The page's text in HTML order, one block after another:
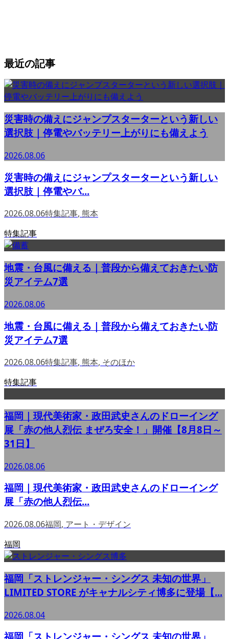
最近の記事
災害時の備えにジャンプスターターという新しい
選択肢｜停電やバッテリー上がりにも備えよう
2026.08.06
災害時の備えにジャンプスターターという新しい
選択肢｜停電やバ...
2026.08.06特集記事, 熊本
特集記事
地震・台風に備える｜普段から備えておきたい防
災アイテム7選
2026.08.06
地震・台風に備える｜普段から備えておきたい防
災アイテム7選
2026.08.06特集記事, 熊本, そのほか
特集記事
福岡｜現代美術家・政田武史さんのドローイング
展「赤の他人烈伝 まぜろ安全！」開催【8月8日～
31日】
2026.08.06
福岡｜現代美術家・政田武史さんのドローイング
展「赤の他人烈伝...
2026.08.06福岡, アート・デザイン
福岡
福岡「ストレンジャー・シングス 未知の世界」
LIMITED STORE がキャナルシティ博多に登場【...
2026.08.04
福岡「ストレンジャー・シングス 未知の世界」